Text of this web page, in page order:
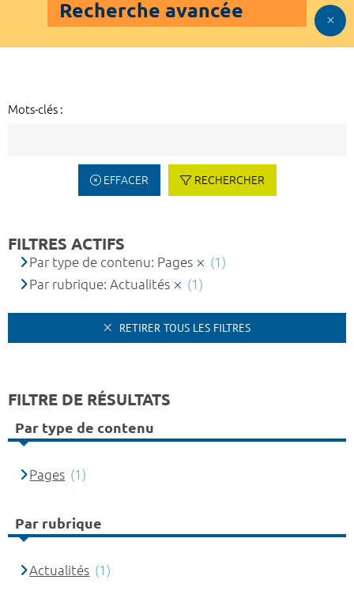
Recherche avancée
Mots-clés :
EFFACER RECHERCHER
FILTRES ACTIFS
Par type de contenu: Pages
(1)
Par rubrique: Actualités
(1)
RETIRER TOUS LES FILTRES
FILTRE DE RÉSULTATS
Par type de contenu
Pages (1)
Par rubrique
Actualités (1)